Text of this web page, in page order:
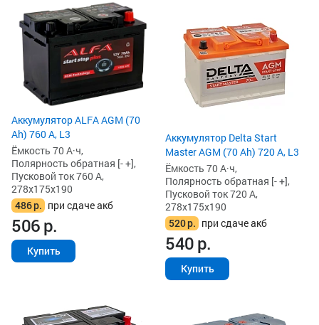
Аккумулятор ALFA AGM (70
Ah) 760 А, L3
Ёмкость 70 А·ч,
Полярность обратная [- +],
Пусковой ток 760 А,
278x175x190
486р. при сдаче акб
506р.
Купить
Аккумулятор Delta Start
Master AGM (70 Ah) 720 А, L3
Ёмкость 70 А·ч,
Полярность обратная [- +],
Пусковой ток 720 А,
278x175x190
520р. при сдаче акб
540р.
Купить